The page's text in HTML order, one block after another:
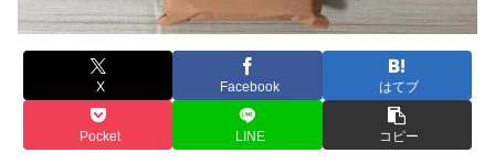
X Facebook はてブ
Pocket LINE コピー